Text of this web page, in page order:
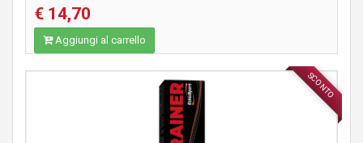
€ 14,70
Aggiungi al carrello
SCONTO
INTEGRATORI